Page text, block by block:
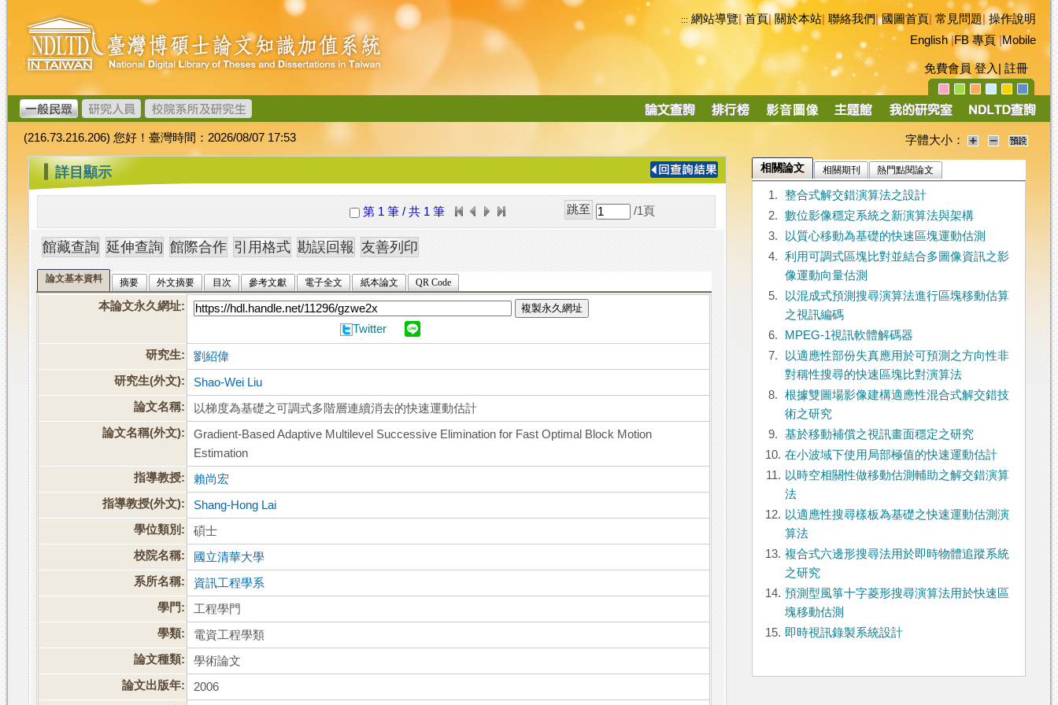
跳
到
主
要
內
容
臺
灣
博
碩
士
論
文
加
值
系
統
::: 網站導覽|首頁|關於本站 聯絡我們|國圖首頁 常見問題|操作說明
English|FB 專頁|Mobile
免費會員 登入 註冊
導
(216.73.216.206) 您好！臺灣時間：2026/08/07 17:53 字體大小：
::: 詳目顯示
第 1 筆 / 共 1 筆 /1 頁
論文基本資料 摘要 外文摘要 目次 參考文獻 電子全文 紙本論文 QR Code
本論文永久網址: 複製永久網址
Twitter
研究生:
劉紹偉
研究生(外文):
Shao-Wei Liu
論文名稱:
以梯度為基礎之可調式多階層連續消去的快速運動估計
論文名稱(外文):
Gradient-Based Adaptive Multilevel Successive Elimination for Fast Optimal Block Motion
Estimation
指導教授:
賴尚宏
指導教授(外文):
Shang-Hong Lai
學位類別:
碩士
校院名稱:
國立清華大學
系所名稱:
資訊工程學系
學門:
工程學門
學類:
電資工程學類
論文種類:
學術論文
論文出版年:
2006
相關論文 相關期刊 熱門點閱論文
1.
整合式解交錯演算法之設計
2.
數位影像穩定系統之新演算法與架構
3.
以質心移動為基礎的快速區塊運動估測
4.
利用可調式區塊比對並結合多圖像資訊之影
像運動向量估測
5.
以混成式預測搜尋演算法進行區塊移動估算
之視訊編碼
6.
MPEG-1視訊軟體解碼器
7.
以適應性部份失真應用於可預測之方向性非
對稱性搜尋的快速區塊比對演算法
8.
根據雙圖場影像建構適應性混合式解交錯技
術之研究
9.
基於移動補償之視訊畫面穩定之研究
10. 在小波域下使用局部極值的快速運動估計
11. 以時空相關性做移動估測輔助之解交錯演算
法
12. 以適應性搜尋樣板為基礎之快速運動估測演
算法
13. 複合式六邊形搜尋法用於即時物體追蹤系統
之研究
14. 預測型風箏十字菱形搜尋演算法用於快速區
塊移動估測
15. 即時視訊錄製系統設計